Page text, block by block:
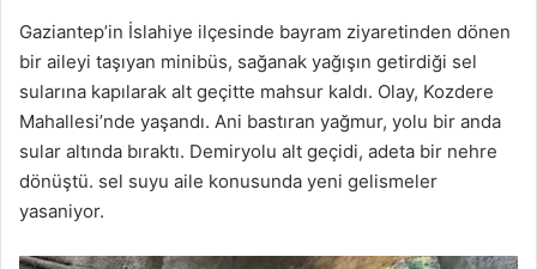
Gaziantep’in İslahiye ilçesinde bayram ziyaretinden dönen
bir aileyi taşıyan minibüs, sağanak yağışın getirdiği sel
sularına kapılarak alt geçitte mahsur kaldı. Olay, Kozdere
Mahallesi’nde yaşandı. Ani bastıran yağmur, yolu bir anda
sular altında bıraktı. Demiryolu alt geçidi, adeta bir nehre
dönüştü. sel suyu aile konusunda yeni gelismeler
yasaniyor.